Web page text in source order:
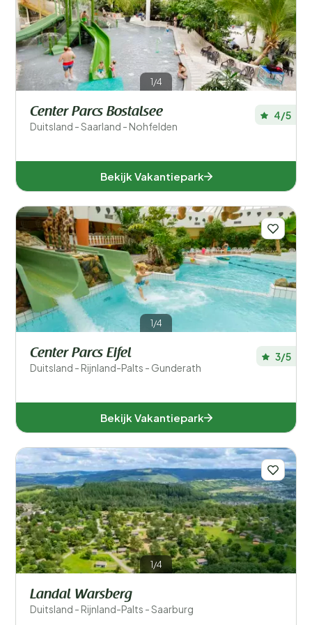
1/4
Center Parcs Bostalsee
Duitsland - Saarland - Nohfelden
4/5
Bekijk Vakantiepark
1/4
Center Parcs Eifel
Duitsland - Rijnland-Palts - Gunderath
3/5
Bekijk Vakantiepark
1/4
Landal Warsberg
Duitsland - Rijnland-Palts - Saarburg